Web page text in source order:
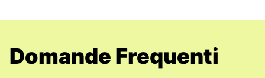
Domande Frequenti